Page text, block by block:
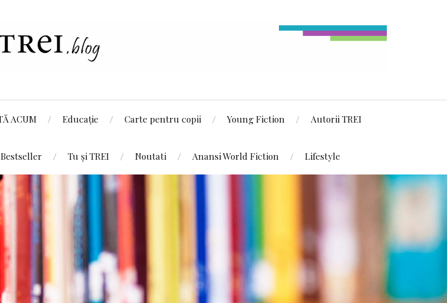
ACUM Educație Carte pentru copii Young Fiction Autorii TREI
Bestseller Tu și TREI Noutati Anansi World Fiction Lifestyle